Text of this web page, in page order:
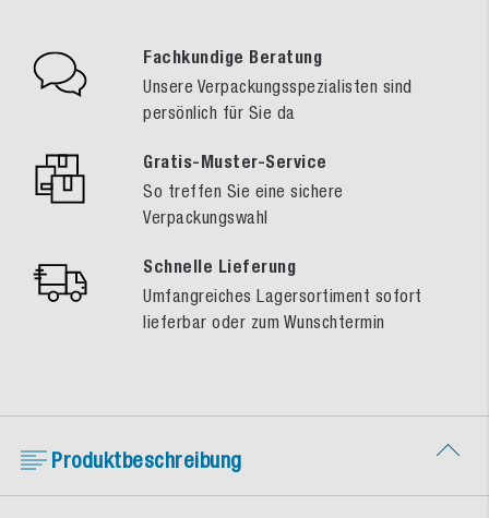
Fachkundige Beratung
Unsere Verpackungsspezialisten sind
persönlich für Sie da
Gratis-Muster-Service
So treffen Sie eine sichere
Verpackungswahl
Schnelle Lieferung
Umfangreiches Lagersortiment sofort
lieferbar oder zum Wunschtermin
Produktbeschreibung